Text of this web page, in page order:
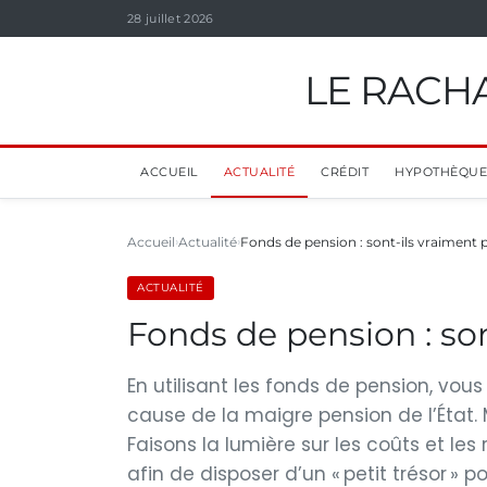
28 juillet 2026
LE
ACCUEIL ACTUALITÉ CRÉDIT HYPOTHÈQUE
Accueil Actualité Fonds de pension : sont-ils vraiment
ACTUALITÉ
Fonds de pension :
En utilisant les fonds de pension,
cause de la maigre pension de
Faisons la lumière sur les coûts et
afin de disposer d’un « petit trésor »